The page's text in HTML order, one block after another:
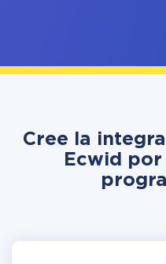
Cree la
Ecwid por